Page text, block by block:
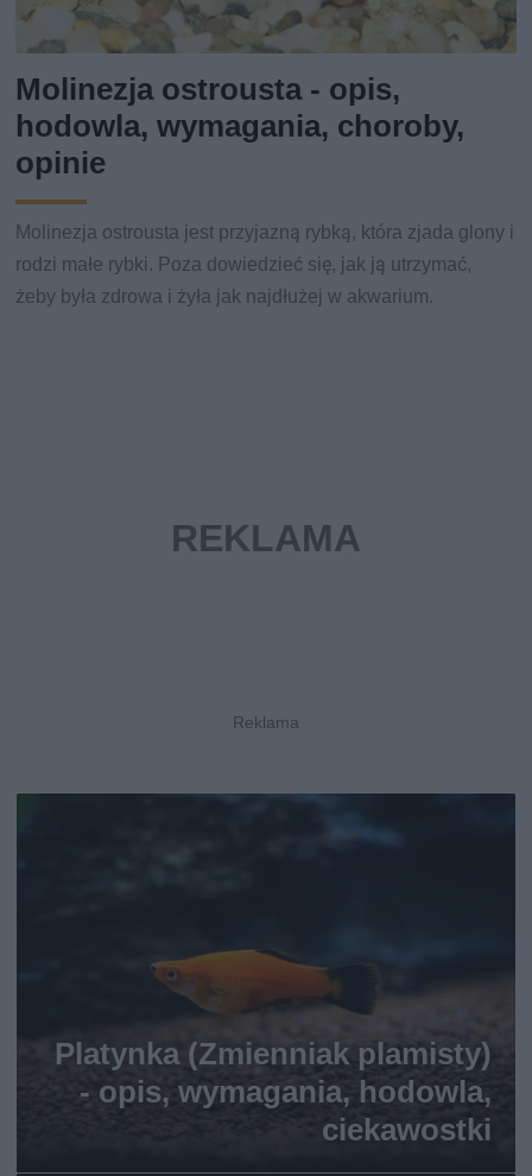
Molinezja ostrousta - opis,
hodowla, wymagania, choroby,
opinie
Molinezja ostrousta jest przyjazną rybką, która zjada glony i
rodzi małe rybki. Poza dowiedzieć się, jak ją utrzymać,
żeby była zdrowa i żyła jak najdłużej w akwarium.
Platynka (Zmienniak plamisty)
- opis, wymagania, hodowla,
ciekawostki